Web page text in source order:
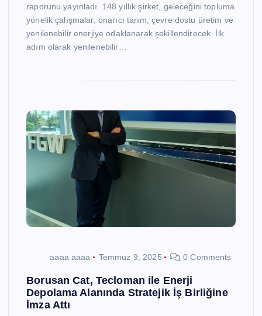
raporunu yayınladı. 148 yıllık şirket, geleceğini topluma
yönelik çalışmalar, onarıcı tarım, çevre dostu üretim ve
yenilenebilir enerjiye odaklanarak şekillendirecek. İlk
adım olarak yenilenebilir…
aaaa aaaa Temmuz 9, 2025 0 Comments
Borusan Cat, Tecloman ile Enerji
Depolama Alanında Stratejik İş Birliğine
İmza Attı